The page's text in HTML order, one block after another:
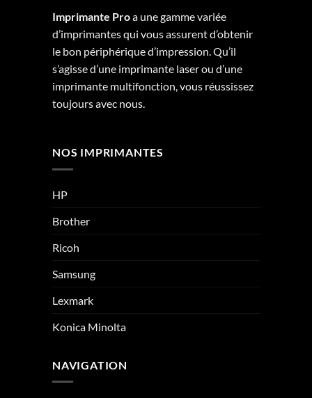
Imprimante Proa une gamme variée
d’imprimantes qui vous assurent d’obtenir
le bon périphérique d’impression. Qu’il
s’agisse d’une imprimante laser ou d’une
imprimante multifonction, vous réussissez
toujours avec nous.
NOS IMPRIMANTES
HP
Brother
Ricoh
Samsung
Lexmark
Konica Minolta
NAVIGATION